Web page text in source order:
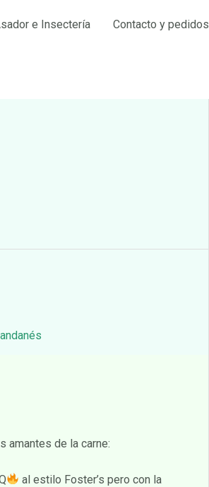
e Insectería Contacto y pedidos
amantes de la carne:
al estilo Foster’s pero con la